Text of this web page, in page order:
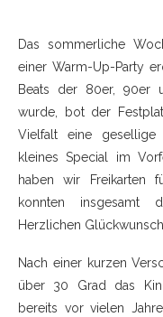
Das sommerliche
einer Warm-Up-Party
Beats der 80er, 90er
wurde, bot der
Vielfalt eine gesellige
kleines Special im
haben wir Freikarten
konnten insgesamt
Herzlichen
Nach einer kurzen
über 30 Grad das
bereits vor vielen